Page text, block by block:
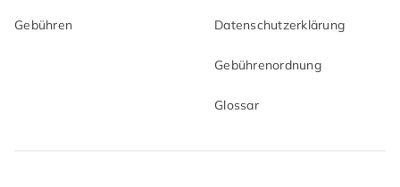
Gebühren Datenschutzerklärung
Gebührenordnung
Glossar